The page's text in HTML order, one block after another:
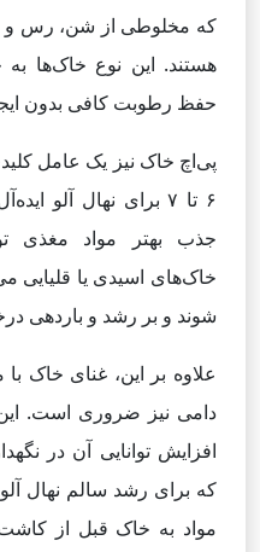
که مخلوطی از شن، رس و
هستند. این نوع خاک‌ها
حفظ رطوبت کافی بدون
جذب بهتر مواد مغذی
خاک‌های اسیدی یا قلیایی
شوند و بر رشد و باردهی
علاوه بر این، غنای خاک
دامی نیز ضروری است.
افزایش توانایی آن در
که برای رشد سالم نهال
مواد به خاک قبل از